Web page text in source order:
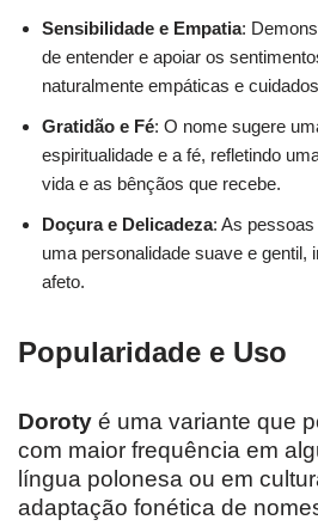
Sensibilidade e Empatia:
de entender e apoiar os
naturalmente empáticas e
Gratidão e Fé: O nome sugere
espiritualidade e a fé, refletindo
vida e as bênçãos que recebe.
Doçura e Delicadeza: As
uma personalidade suave e gentil,
afeto.
Popularidade e Uso
Doroty é uma variante que
com maior frequência em
língua polonesa ou em
adaptação fonética de